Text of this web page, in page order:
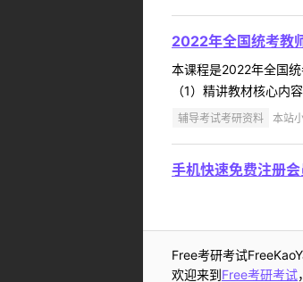
2022年全国统考教
本课程是2022年全国
（1）精讲教材核心内
辅导考试考研资料 本站
手机快速免费注册会
Free考研考试
欢迎来到Free考研考试